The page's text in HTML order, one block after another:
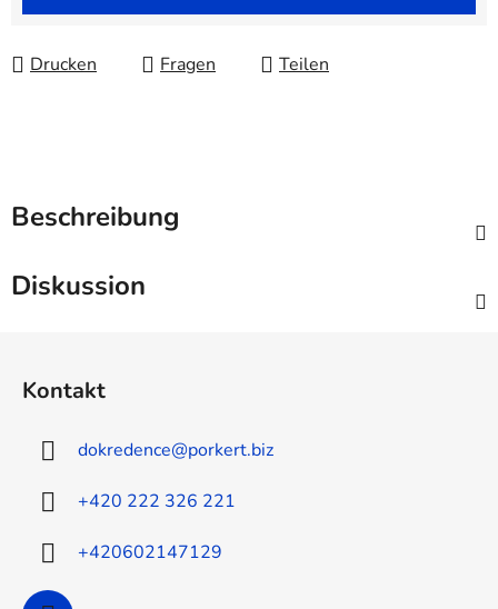
Drucken Fragen Teilen
Beschreibung
Diskussion
Kontakt
dokredence@porkert.biz
+420 222 326 221
+420602147129